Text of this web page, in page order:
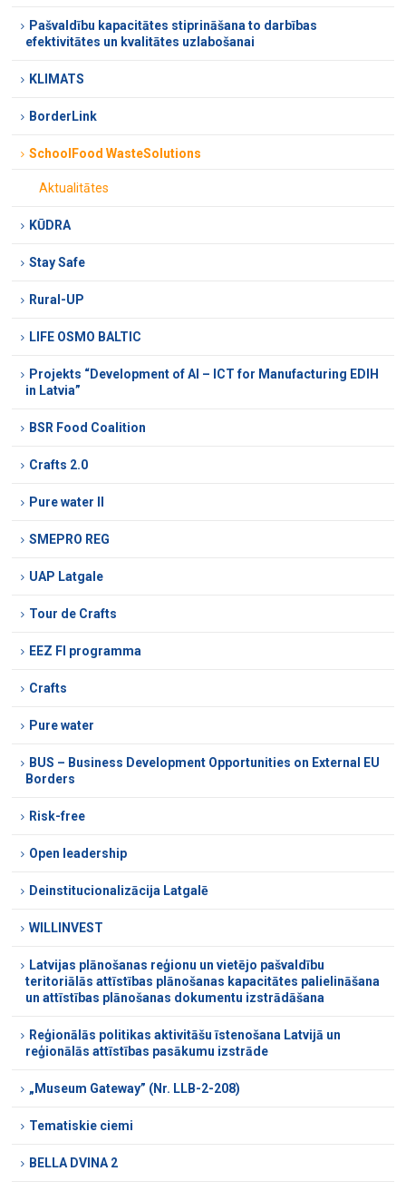
Pašvaldību kapacitātes stiprināšana to darbības
efektivitātes un kvalitātes uzlabošanai
KLIMATS
BorderLink
SchoolFood WasteSolutions
Aktualitātes
KŪDRA
Stay Safe
Rural-UP
LIFE OSMO BALTIC
Projekts “Development of AI – ICT for Manufacturing EDIH
in Latvia”
BSR Food Coalition
Crafts 2.0
Pure water II
SMEPRO REG
UAP Latgale
Tour de Crafts
EEZ FI programma
Crafts
Pure water
BUS – Business Development Opportunities on External EU
Borders
Risk-free
Open leadership
Deinstitucionalizācija Latgalē
WILLINVEST
Latvijas plānošanas reģionu un vietējo pašvaldību
teritoriālās attīstības plānošanas kapacitātes palielināšana
un attīstības plānošanas dokumentu izstrādāšana
Reģionālās politikas aktivitāšu īstenošana Latvijā un
reģionālās attīstības pasākumu izstrāde
„Museum Gateway” (Nr. LLB-2-208)
Tematiskie ciemi
BELLA DVINA 2